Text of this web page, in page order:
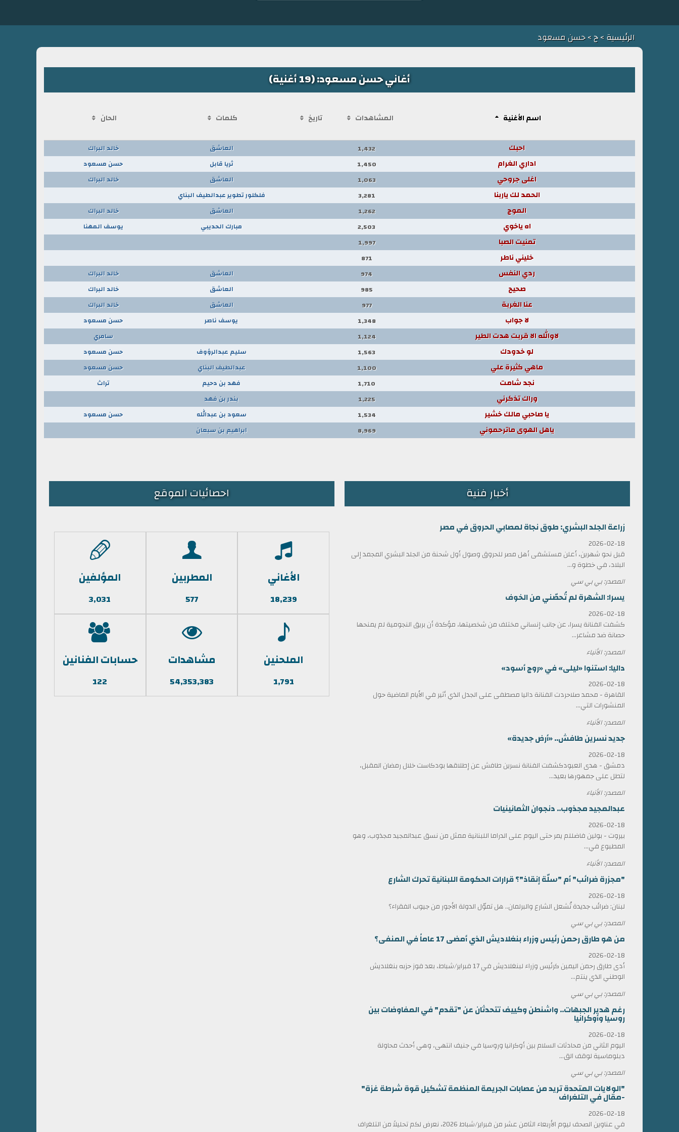
الرئيسية>ح> حسن مسعود
أغاني حسن مسعود: (19 أغنية)
اسم الأغنية المشاهدات تاريخ كلمات الحان
احبك 1,432 العاشق خالد البراك
اداري الغرام 1,450 ثريا قابل حسن مسعود
اغلى جروحي 1,063 العاشق خالد البراك
الحمد لك ياربنا 3,281 فلكلور تطوير عبدالطيف البناي
الموج 1,262 العاشق خالد البراك
اه ياخوي 2,503 مبارك الحديبي يوسف المهنا
تمنيت الصبا 1,997
خليني ناطر 871
ردي النفس 974 العاشق خالد البراك
صحيح 985 العاشق خالد البراك
عنا الغربة 977 العاشق خالد البراك
لا جواب 1,348 يوسف ناصر حسن مسعود
لاوالله الا قربت هدت الطير 1,124 سامري
لو خدودك 1,563 سليم عبدالرؤوف حسن مسعود
ماهي كثيرة علي 1,100 عبدالطيف البناي حسن مسعود
نجد شامت 1,710 فهد بن دحيم تراث
وراك تذكرني 1,225 بندر بن فهد
يا صاحبي مالك خشير 1,534 سعود بن عبدالله حسن مسعود
ياهل الهوى ماترحموني 8,969 ابراهيم بن سبعان
أخبار فنية
زراعة الجلد البشري: طوق نجاة لمصابي الحروق في مصر
2026-02-18
قبل نحو شهرين، أعلن مستشفى أهل مصر للحروق وصول أول شحنة من الجلد البشري المجمد إلى
البلاد، في خطوة و...
المصدر: بي بي سي
يسرا: الشهرة لم تُحصّني من الخوف
2026-02-18
كشفت الفنانة يسرا، عن جانب إنساني مختلف من شخصيتها، مؤكدة أن بريق النجومية لم يمنحها
حصانة ضد مشاعر...
المصدر: الأنباء
داليا: استنوا «ليلى» في «روج أسود»
2026-02-18
القاهرة - محمد صلاحردت الفنانة داليا مصطفى على الجدل الذي أثير في الأيام الماضية حول
المنشورات التي...
المصدر: الأنباء
جديد نسرين طافش.. «أرض جديدة»
2026-02-18
دمشق - هدى العبودكشفت الفنانة نسرين طافش عن إطلاقها بودكاست خلال رمضان المقبل،
لتطل على جمهورها بعيد...
المصدر: الأنباء
عبدالمجيد مجذوب.. دنجوان الثمانينيات
2026-02-18
بيروت - بولين فاضللم يمر حتى اليوم على الدراما اللبنانية ممثل من نسق عبدالمجيد مجذوب، وهو
المطبوع في...
المصدر: الأنباء
"مجزرة ضرائب" أم "سلّة إنقاذ"؟ قرارات الحكومة اللبنانية تحرك الشارع
2026-02-18
لبنان: ضرائب جديدة تُشعل الشارع والبرلمان.. هل تموّل الدولة الأجور من جيوب الفقراء؟
المصدر: بي بي سي
من هو طارق رحمن رئيس وزراء بنغلاديش الذي أمضى 17 عاماً في المنفى؟
2026-02-18
أدى طارق رحمن اليمين كرئيس وزراء لبنغلاديش في 17 فبراير/شباط، بعد فوز حزبه بنغلاديش
الوطني الذي ينتم...
المصدر: بي بي سي
رغم هدير الجبهات.. واشنطن وكييف تتحدثان عن "تقدم" في المفاوضات بين
روسيا وأوكرانيا
2026-02-18
اليوم الثاني من محادثات السلام بين أوكرانيا وروسيا في جنيف انتهى، وهي أحدث محاولة
دبلوماسية لوقف الق...
المصدر: بي بي سي
"الولايات المتحدة تريد من عصابات الجريمة المنظمة تشكيل قوة شرطة غزة"
-مقال في التلغراف
2026-02-18
في عناوين الصحف ليوم الأربعاء الثامن عشر من فبراير/شباط 2026، نعرض لكم تحليلاً من التلغراف
احصائيات الموقع
الأغاني
18,239
المطربين
577
المؤلفين
3,031
الملحنين
1,791
مشاهدات
54,353,383
حسابات الفنانين
122